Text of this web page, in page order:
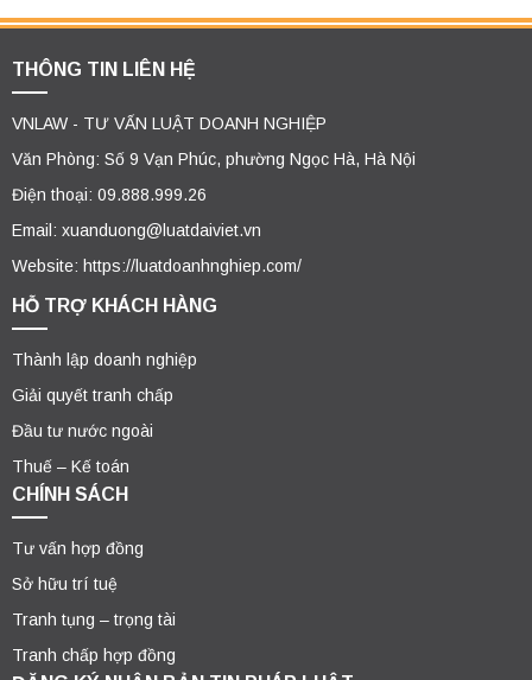
THÔNG TIN LIÊN HỆ
VNLAW - TƯ VẤN LUẬT DOANH NGHIỆP
Văn Phòng: Số 9 Vạn Phúc, phường Ngọc Hà, Hà Nội
Điện thoại: 09.888.999.26
Email: xuanduong@luatdaiviet.vn
Website: https://luatdoanhnghiep.com/
HỖ TRỢ KHÁCH HÀNG
Thành lập doanh nghiệp
Giải quyết tranh chấp
Đầu tư nước ngoài
Thuế – Kế toán
CHÍNH SÁCH
Tư vấn hợp đồng
Sở hữu trí tuệ
Tranh tụng – trọng tài
Tranh chấp hợp đồng